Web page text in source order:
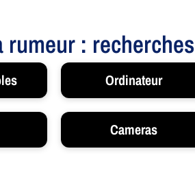
rumeur :
Ordinateur
Cameras